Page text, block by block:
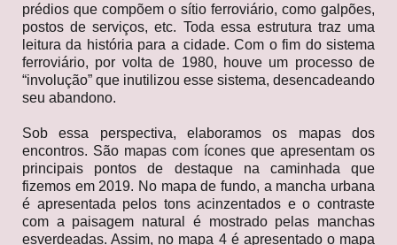
prédios que compõem o sítio ferroviário, como galpões,
postos de serviços, etc. Toda essa estrutura traz uma
leitura da história para a cidade. Com o fim do sistema
ferroviário, por volta de 1980, houve um processo de
“involução” que inutilizou esse sistema, desencadeando
seu abandono.
Sob essa perspectiva, elaboramos os mapas dos
encontros. São mapas com ícones que apresentam os
principais pontos de destaque na caminhada que
fizemos em 2019. No mapa de fundo, a mancha urbana
é apresentada pelos tons acinzentados e o contraste
com a paisagem natural é mostrado pelas manchas
esverdeadas. Assim, no mapa 4 é apresentado o mapa